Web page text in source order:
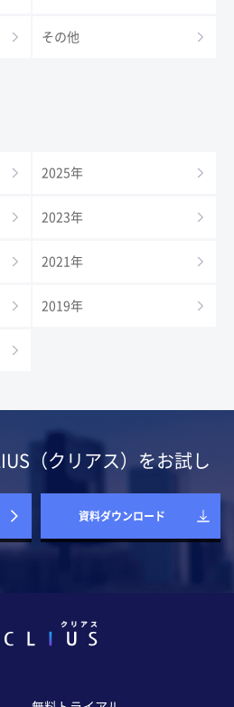
その他
2025年
2023年
2021年
2019年
（クリアス）をお試し
資料ダウンロード